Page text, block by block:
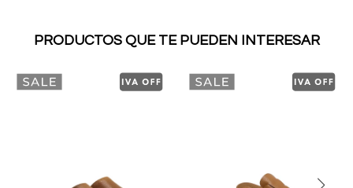
PRODUCTOS QUE TE PUEDEN INTERESAR